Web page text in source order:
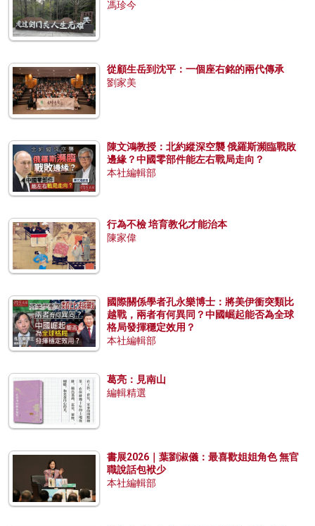
馮珍今
從顧生岳到沈平：一個座右銘的兩代傳承
劉家美
陳文鴻教授：北約縱深空襲 俄羅斯瀕臨戰敗
邊緣？中國零部件能左右戰局走向？
本社編輯部
行為不檢 培育教化才能治本
陳家偉
國際關係學者孔永樂博士：將美伊衝突類比
越戰，兩者有何異同？中國崛起能否為全球
格局發揮穩定效用？
本社編輯部
葛亮：見南山
編輯精選
書展2026｜葉劉淑儀：最喜歡姐姐角色 無官
職說話包袱少
本社編輯部